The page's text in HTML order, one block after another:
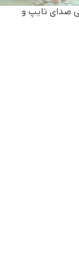
صدای تایپ و